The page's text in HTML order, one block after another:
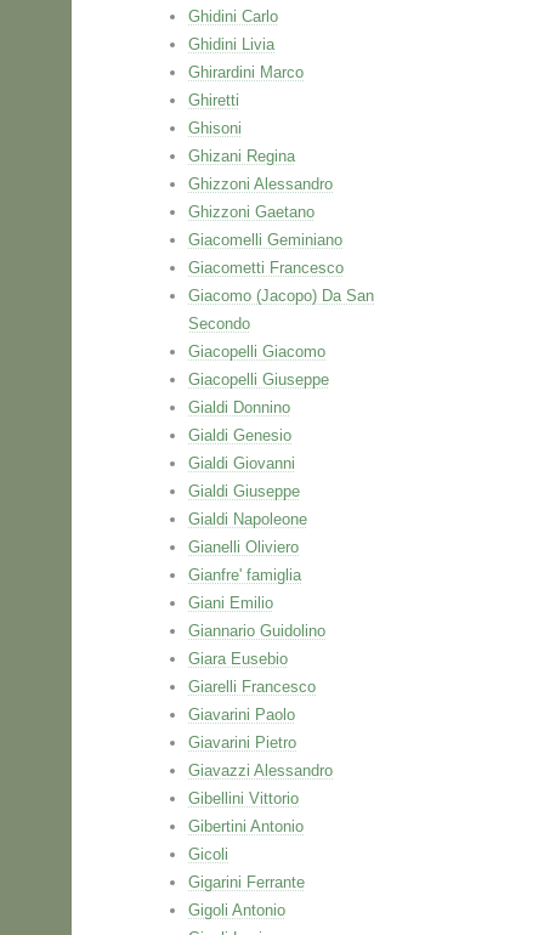
Ghidini Carlo
Ghidini Livia
Ghirardini Marco
Ghiretti
Ghisoni
Ghizani Regina
Ghizzoni Alessandro
Ghizzoni Gaetano
Giacomelli Geminiano
Giacometti Francesco
Giacomo (Jacopo) Da San
Secondo
Giacopelli Giacomo
Giacopelli Giuseppe
Gialdi Donnino
Gialdi Genesio
Gialdi Giovanni
Gialdi Giuseppe
Gialdi Napoleone
Gianelli Oliviero
Gianfre' famiglia
Giani Emilio
Giannario Guidolino
Giara Eusebio
Giarelli Francesco
Giavarini Paolo
Giavarini Pietro
Giavazzi Alessandro
Gibellini Vittorio
Gibertini Antonio
Gicoli
Gigarini Ferrante
Gigoli Antonio